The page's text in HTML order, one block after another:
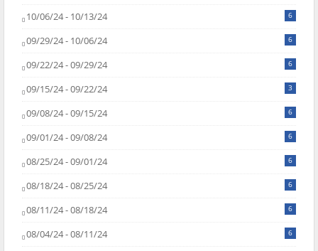
10/06/24 - 10/13/24 6
09/29/24 - 10/06/24 6
09/22/24 - 09/29/24 6
09/15/24 - 09/22/24 3
09/08/24 - 09/15/24 6
09/01/24 - 09/08/24 6
08/25/24 - 09/01/24 6
08/18/24 - 08/25/24 6
08/11/24 - 08/18/24 6
08/04/24 - 08/11/24 6